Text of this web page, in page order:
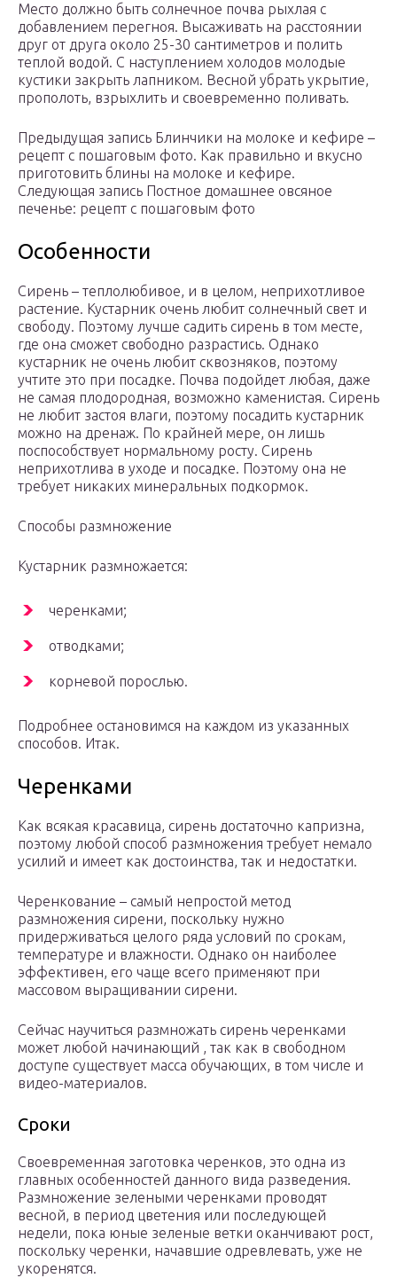
Место должно быть солнечное почва рыхлая с
добавлением перегноя. Высаживать на расстоянии
друг от друга около 25-30 сантиметров и полить
теплой водой. С наступлением холодов молодые
кустики закрыть лапником. Весной убрать укрытие,
прополоть, взрыхлить и своевременно поливать.
Предыдущая запись Блинчики на молоке и кефире –
рецепт с пошаговым фото. Как правильно и вкусно
приготовить блины на молоке и кефире.
Следующая запись Постное домашнее овсяное
печенье: рецепт с пошаговым фото
Особенности
Сирень – теплолюбивое, и в целом, неприхотливое
растение. Кустарник очень любит солнечный свет и
свободу. Поэтому лучше садить сирень в том месте,
где она сможет свободно разрастись. Однако
кустарник не очень любит сквозняков, поэтому
учтите это при посадке. Почва подойдет любая, даже
не самая плодородная, возможно каменистая. Сирень
не любит застоя влаги, поэтому посадить кустарник
можно на дренаж. По крайней мере, он лишь
поспособствует нормальному росту. Сирень
неприхотлива в уходе и посадке. Поэтому она не
требует никаких минеральных подкормок.
Способы размножение
Кустарник размножается:
черенками;
отводками;
корневой порослью.
Подробнее остановимся на каждом из указанных
способов. Итак.
Черенками
Как всякая красавица, сирень достаточно капризна,
поэтому любой способ размножения требует немало
усилий и имеет как достоинства, так и недостатки.
Черенкование – самый непростой метод
размножения сирени, поскольку нужно
придерживаться целого ряда условий по срокам,
температуре и влажности. Однако он наиболее
эффективен, его чаще всего применяют при
массовом выращивании сирени.
Сейчас научиться размножать сирень черенками
может любой начинающий , так как в свободном
доступе существует масса обучающих, в том числе и
видео-материалов.
Сроки
Своевременная заготовка черенков, это одна из
главных особенностей данного вида разведения.
Размножение зелеными черенками проводят
весной, в период цветения или последующей
недели, пока юные зеленые ветки оканчивают рост,
поскольку черенки, начавшие одревлевать, уже не
укоренятся.